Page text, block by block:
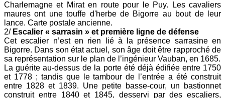
Charlemagne et Mirat en route pour le Puy. Les cavaliers
maures ont une touffe d'herbe de Bigorre au bout de leur
lance. Carte postale ancienne.
2/ Escalier « sarrasin » et première ligne de défense
Cet escalier n’est en rien lié à la présence sarrasine en
Bigorre. Dans son état actuel, son âge doit être rapproché de
sa représentation sur le plan de l’ingénieur Vauban, en 1685.
La guérite au-dessus de la porte été déjà édifiée entre 1750
et 1778 ; tandis que le tambour de l’entrée a été construit
entre 1828 et 1839. Une petite basse-cour, un bastionnet
construit entre 1840 et 1845, desservi par des escaliers,